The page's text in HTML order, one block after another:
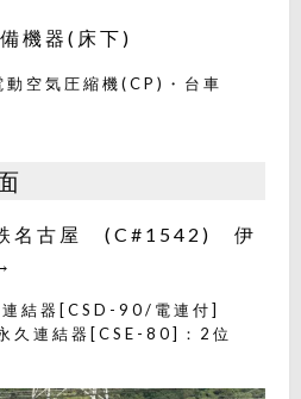
機器(床下)
空気圧縮機(CP)・台車
名古屋 (C#1542) 伊
連結器[CSD-90/電連付]
連結器[CSE-80]：2位